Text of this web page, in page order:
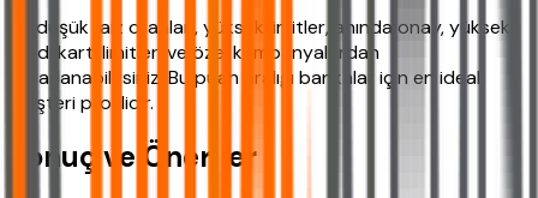
En düşük faiz oranları, yüksek limitler, anında onay, yüksek
kredi kartı limitleri ve özel kampanyalardan
yararlanabilirsiniz. Bu puan aralığı bankalar için en ideal
müşteri profilidir.
Sonuç ve Öneriler